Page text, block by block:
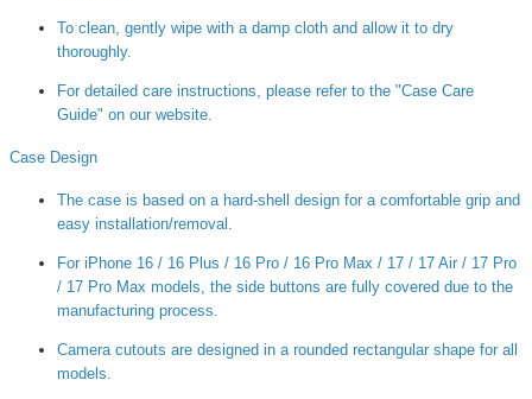
To clean, gently wipe with a damp cloth and allow it to dry
thoroughly.
For detailed care instructions, please refer to the "Case Care
Guide" on our website.
Case Design
The case is based on a hard-shell design for a comfortable grip and
easy installation/removal.
For iPhone 16 / 16 Plus / 16 Pro / 16 Pro Max / 17 / 17 Air / 17 Pro
/ 17 Pro Max models, the side buttons are fully covered due to the
manufacturing process.
Camera cutouts are designed in a rounded rectangular shape for all
models.